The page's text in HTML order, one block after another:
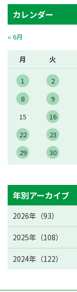
カレンダー
月 火
1 2
8
9
15
16
22
23
29
30
« 6月
年別アーカイブ
2026年（93）
2025年（108）
2024年（122）